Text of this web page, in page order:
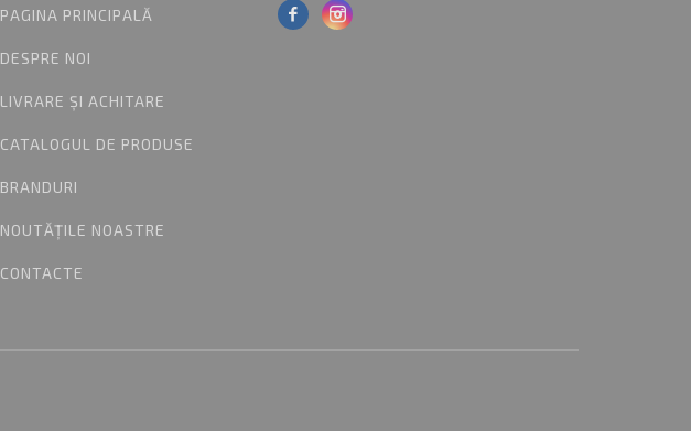
PAGINA PRINCIPALĂ
DESPRE NOI
LIVRARE ȘI ACHITARE
CATALOGUL DE PRODUSE
BRANDURI
NOUTĂȚILE NOASTRE
CONTACTE